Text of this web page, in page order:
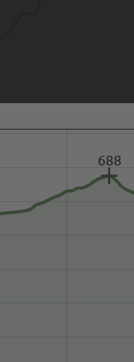
688